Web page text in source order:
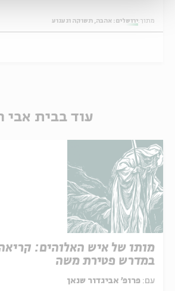
מתוך:ירושלים: אהבה, תשוקה וגעגוע
עוד בבית אבי
מותו של איש האלוהים:
במדרש פטירת משה
עם: